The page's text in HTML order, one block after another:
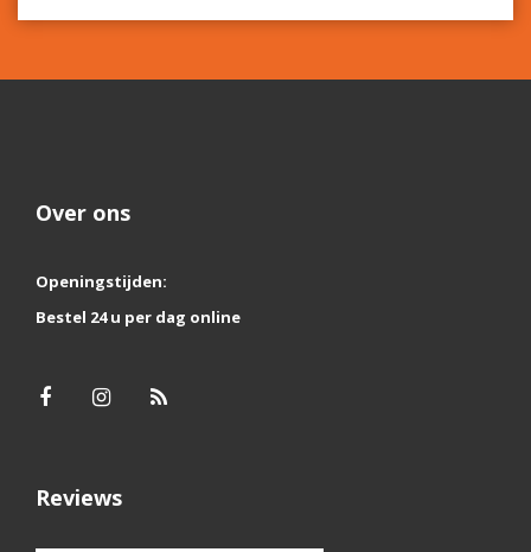
Over ons
Openingstijden:
Bestel 24 u per dag online
Reviews